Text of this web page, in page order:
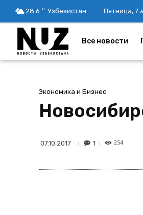
28.6 C Узбекистан Пятница, 7
Все новости
Экономика и Бизнес
07.10.2017 1 254